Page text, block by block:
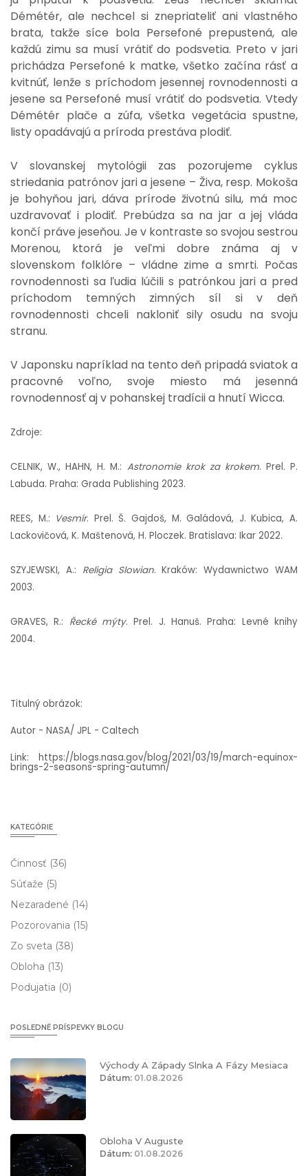
Démétér, ale nechcel si znepriateliť ani vlastného
brata, takže síce bola Persefoné prepustená, ale
každú zimu sa musí vrátiť do podsvetia. Preto v jari
prichádza Persefoné k matke, všetko začína rásť a
kvitnúť, lenže s príchodom jesennej rovnodennosti a
jesene sa Persefoné musí vrátiť do podsvetia. Vtedy
Démétér plače a zúfa, všetka vegetácia spustne,
listy opadávajú a príroda prestáva plodiť.
V slovanskej mytológii zas pozorujeme cyklus
striedania patrónov jari a jesene – Živa, resp. Mokoša
je bohyňou jari, dáva prírode životnú silu, má moc
uzdravovať i plodiť. Prebúdza sa na jar a jej vláda
končí práve jeseňou. Je v kontraste so svojou sestrou
Morenou, ktorá je veľmi dobre známa aj v
slovenskom folklóre – vládne zime a smrti. Počas
rovnodennosti sa ľudia lúčili s patrónkou jari a pred
príchodom temných zimných síl si v deň
rovnodennosti chceli nakloniť sily osudu na svoju
stranu.
V Japonsku napríklad na tento deň pripadá sviatok a
pracovné voľno, svoje miesto má jesenná
rovnodennosť aj v pohanskej tradícii a hnutí Wicca.
Zdroje:
CELNIK, W., HAHN, H. M.: Astronomie krok za krokem. Prel. P.
Labuda. Praha: Grada Publishing 2023.
REES, M.: Vesmír. Prel. Š. Gajdoš, M. Galádová, J. Kubica, A.
Lackovičová, K. Maštenová, H. Ploczek. Bratislava: Ikar 2022.
SZYJEWSKI, A.: Religia Slowian. Kraków: Wydawnictwo WAM
2003.
GRAVES, R.: Řecké mýty. Prel. J. Hanuš. Praha: Levné knihy
2004.
Titulný obrázok:
Autor - NASA/ JPL - Caltech
Link: https://blogs.nasa.gov/blog/2021/03/19/march-equinox-
brings-2-seasons-spring-autumn/
KATEGÓRIE
Činnosť (36)
Súťaže (5)
Nezaradené (14)
Pozorovania (15)
Zo sveta (38)
Obloha (13)
Podujatia (0)
POSLEDNÉ PRÍSPEVKY BLOGU
Východy A Západy Slnka A Fázy Mesiaca
Dátum: 01.08.2026
Obloha V Auguste
Dátum: 01.08.2026